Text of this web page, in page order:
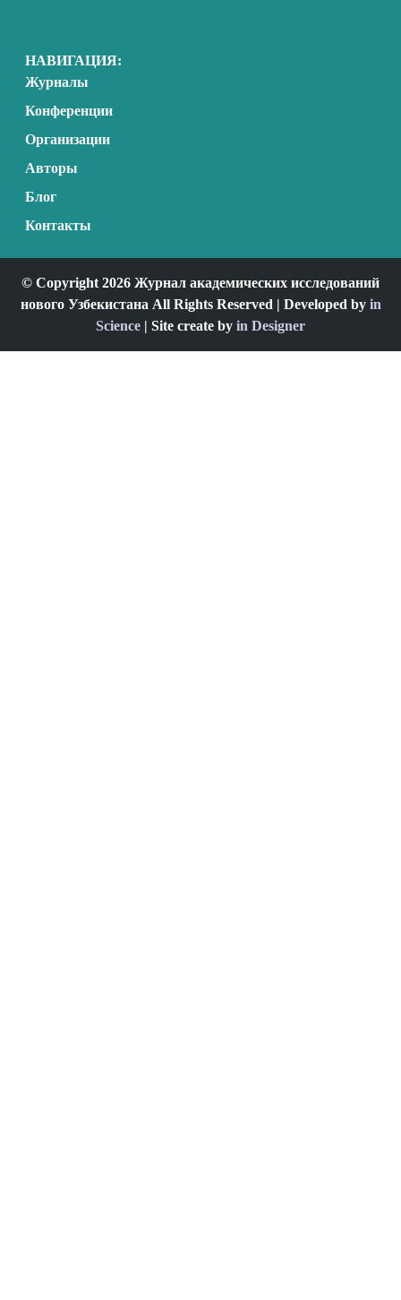
НАВИГАЦИЯ:
Журналы
Конференции
Организации
Авторы
Блог
Контакты
© Copyright 2026 Журнал академических исследований
нового Узбекистана All Rights Reserved | Developed by in
Science | Site create by in Designer